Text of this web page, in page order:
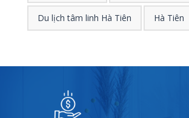
Du lịch tâm linh Hà Tiên Hà Tiên